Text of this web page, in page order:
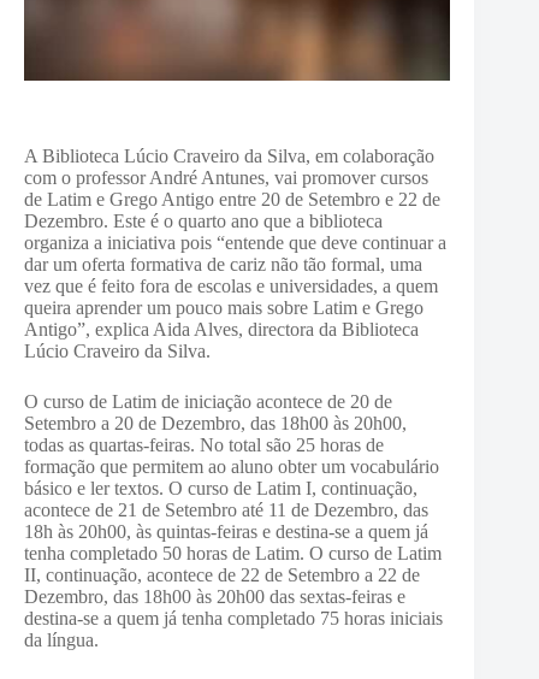
A Biblioteca Lúcio Craveiro da Silva, em colaboração
com o professor André Antunes, vai promover cursos
de Latim e Grego Antigo entre 20 de Setembro e 22 de
Dezembro. Este é o quarto ano que a biblioteca
organiza a iniciativa pois “entende que deve continuar a
dar um oferta formativa de cariz não tão formal, uma
vez que é feito fora de escolas e universidades, a quem
queira aprender um pouco mais sobre Latim e Grego
Antigo”, explica Aida Alves, directora da Biblioteca
Lúcio Craveiro da Silva.
O curso de Latim de iniciação acontece de 20 de
Setembro a 20 de Dezembro, das 18h00 às 20h00,
todas as quartas-feiras. No total são 25 horas de
formação que permitem ao aluno obter um vocabulário
básico e ler textos. O curso de Latim I, continuação,
acontece de 21 de Setembro até 11 de Dezembro, das
18h às 20h00, às quintas-feiras e destina-se a quem já
tenha completado 50 horas de Latim. O curso de Latim
II, continuação, acontece de 22 de Setembro a 22 de
Dezembro, das 18h00 às 20h00 das sextas-feiras e
destina-se a quem já tenha completado 75 horas iniciais
da língua.